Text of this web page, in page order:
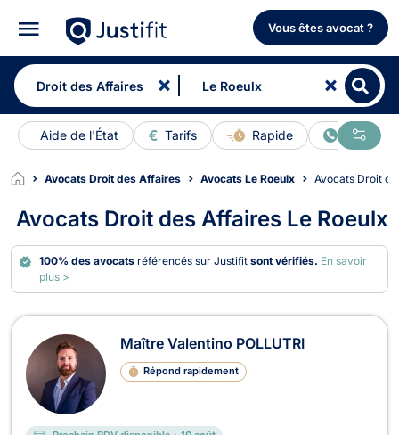
Vous êtes avocat ?
Aide de l'État Tarifs Rapide En ligne
Avocats Droit des Affaires Avocats Le Roeulx Avocats Droit
Avocats Droit des Affaires Le Roeulx
100% des avocats référencés sur Justifitsont vérifiés. En savoir
plus >
Avocats en Droit des Affaires à Le
Maître Valentino POLLUTRI
Répond rapidement